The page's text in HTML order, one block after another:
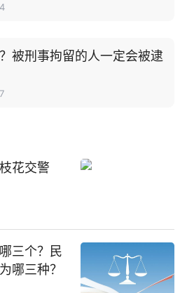
被刑事拘留的人一定会被逮
花交警
三个？民
哪三种？